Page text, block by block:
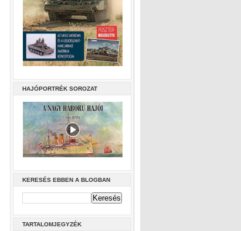
HAJÓPORTRÉK SOROZAT
KERESÉS EBBEN A BLOGBAN
TARTALOMJEGYZÉK